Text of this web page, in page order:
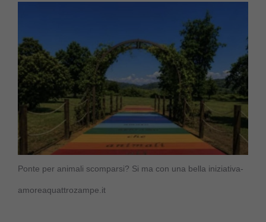
Ponte per animali scomparsi? Si ma con una bella iniziativa-
amoreaquattrozampe.it